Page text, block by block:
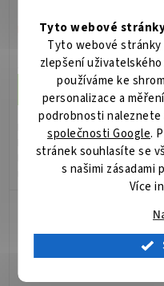
Tyto webové
Tyto webové
zlepšení
používáme ke
personalizace a
podrobnosti naleznete
společnosti Google.
stránek souhlasíte se
s našimi zásadami
Více
Není skladem
5 458 Kč / ks
Do košíku
Logitech Rally Mic Pod
Extension Cable 10 m;
Prodlužovací kabel pro stolní
mikrofony Rally. Je vybaven
svorkou zabraňující odpojení.